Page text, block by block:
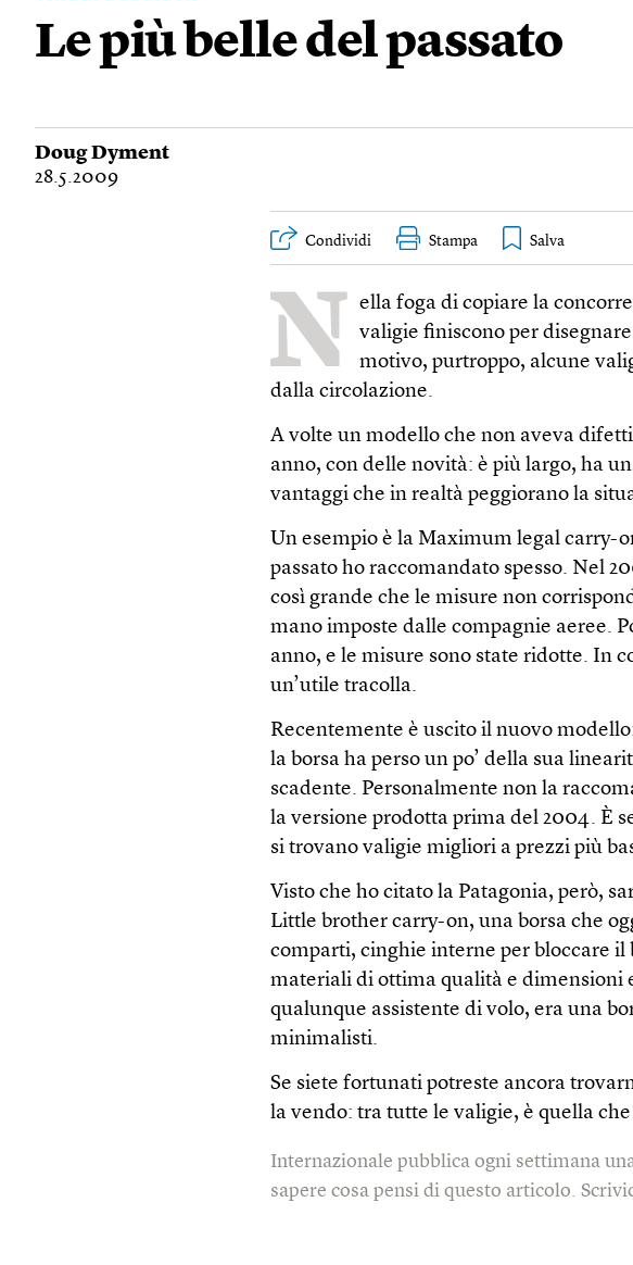
Le più belle del passato
Doug Dyment
28.5.2009
Condividi Stampa
N ella foga di copiare la
valigie finiscono per
motivo, purtroppo, alcune
dalla circolazione.
A volte un modello che non aveva
anno, con delle novità: è più largo, ha
vantaggi che in realtà peggiorano la
Un esempio è la Maximum legal carry-
passato ho raccomandato spesso. Nel
così grande che le misure non
mano imposte dalle compagnie aeree.
anno, e le misure sono state ridotte. In
un’utile tracolla.
Recentemente è uscito il nuovo
la borsa ha perso un po’ della sua
scadente. Personalmente non la
la versione prodotta prima del 2004. È
si trovano valigie migliori a prezzi più
Visto che ho citato la Patagonia, però,
Little brother carry-on, una borsa che
comparti, cinghie interne per bloccare il
materiali di ottima qualità e dimensioni
qualunque assistente di volo, era una
minimalisti.
Se siete fortunati potreste ancora
la vendo: tra tutte le valigie, è quella
Internazionale pubblica ogni settimana
sapere cosa pensi di questo articolo.